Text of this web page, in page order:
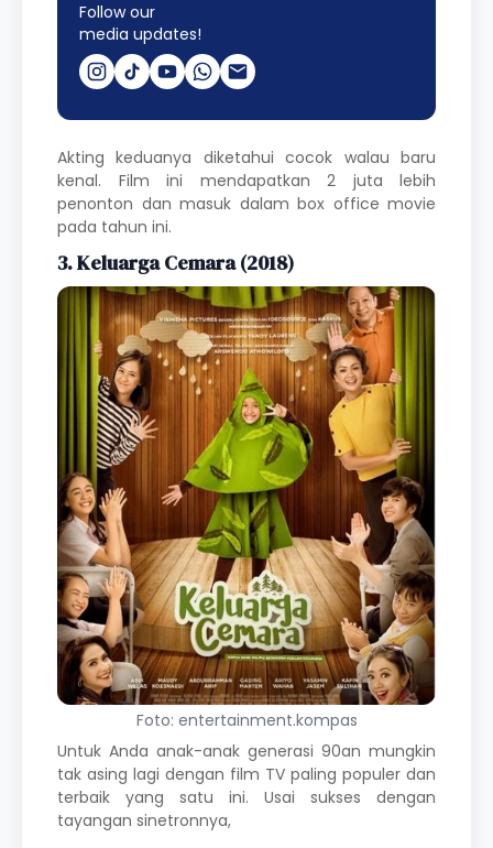
Follow our
media updates!
Akting keduanya diketahui cocok walau baru
kenal. Film ini mendapatkan 2 juta lebih
penonton dan masuk dalam box office movie
pada tahun ini.
3. Keluarga Cemara (2018)
Foto: entertainment.kompas
Untuk Anda anak-anak generasi 90an mungkin
tak asing lagi dengan film TV paling populer dan
terbaik yang satu ini. Usai sukses dengan
tayangan sinetronnya,